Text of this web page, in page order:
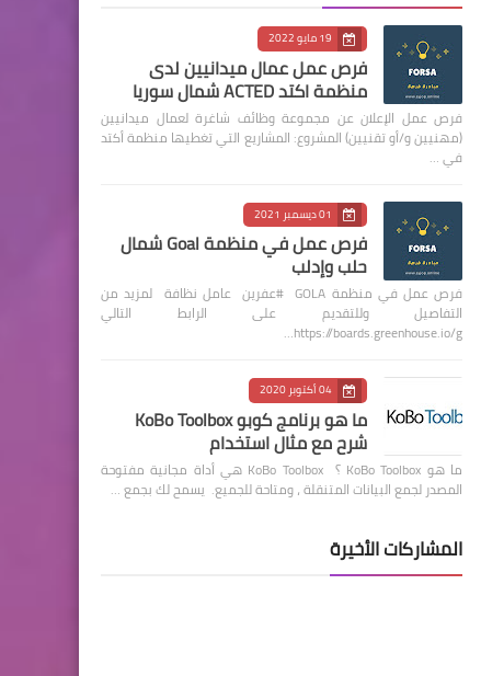
19 مايو 2022
فرص عمل عمال ميدانيين لدى
منظمة اكتد ACTED شمال سوريا
فرص عمل الإعلان عن مجموعة وظائف شاغرة لعمال ميدانيين
(مهنيين و/أو تقنيين) المشروع: المشاريع التي تغطيها منظمة أكتد
في …
01 ديسمبر 2021
فرص عمل في منظمة Goal شمال
حلب وإدلب
فرص عمل في منظمة GOLA #عفرين عامل نظافة لمزيد من
التفاصيل وللتقديم على الرابط التالي
https://boards.greenhouse.io/g…
04 أكتوبر 2020
ما هو برنامج كوبو KoBo Toolbox
شرح مع مثال استخدام
ما هو KoBo Toolbox ؟ KoBo Toolbox هي أداة مجانية مفتوحة
المصدر لجمع البيانات المتنقلة ، ومتاحة للجميع. يسمح لك بجمع …
المشاركات الأخيرة